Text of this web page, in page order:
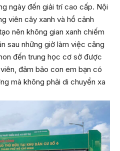
ngày đến giải trí cao cấp. Nội
viên cây xanh và hồ cảnh
nên không gian xanh chiếm
sau những giờ làm việc căng
đến trung học cơ sở được
đảm bảo con em bạn có
mà không phải di chuyển xa